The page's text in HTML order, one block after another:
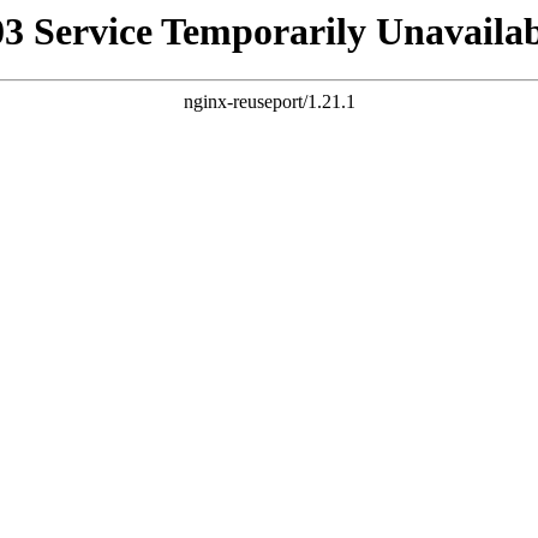
Service Temporarily
nginx-reuseport/1.21.1